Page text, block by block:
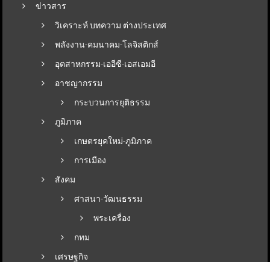
ข่าวสาร
วิเคราะห์ บทความ ต่างประเทศ
พลังงาน-คมนาคม-โลจิสติกส์
อุตสาหกรรม-เออีซี-เอสเอมอี
อาชญากรรม
กระบวนการยุติธรรม
ภูมิภาค
เกษตรยุคใหม่-ภูมิภาค
การเมือง
สังคม
ศาสนา-วัฒนธรรม
พระเครื่อง
กทม
เศรษฐกิจ